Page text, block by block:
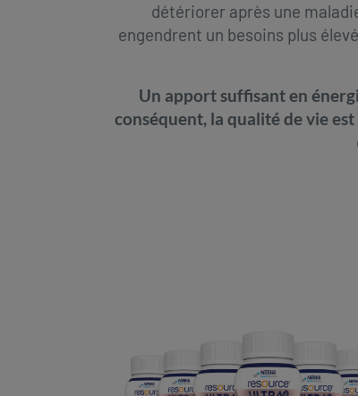
détériorer après une
engendrent un besoins plus
Un apport suffisant en
conséquent, la qualité de vie est